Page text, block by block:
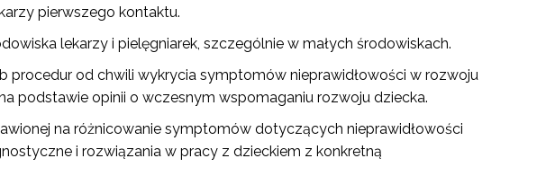
pierwszego kontaktu.
lekarzy i pielęgniarek, szczególnie w małych środowiskach.
procedur od chwili wykrycia symptomów nieprawidłowości w rozwoju
podstawie opinii o wczesnym wspomaganiu rozwoju dziecka.
na różnicowanie symptomów dotyczących nieprawidłowości
i rozwiązania w pracy z dzieckiem z konkretną